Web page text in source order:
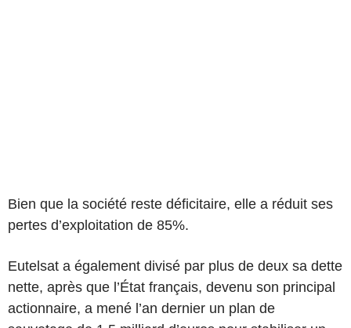
Bien que la société reste déficitaire, elle a réduit ses
pertes d’exploitation de 85%.
Eutelsat a également divisé par plus de deux sa dette
nette, après que l’État français, devenu son principal
actionnaire, a mené l’an dernier un plan de